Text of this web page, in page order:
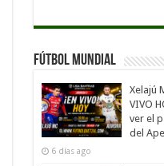
Fútbol Mundial
Xelajú
VIVO
ver el
del
6 días ago